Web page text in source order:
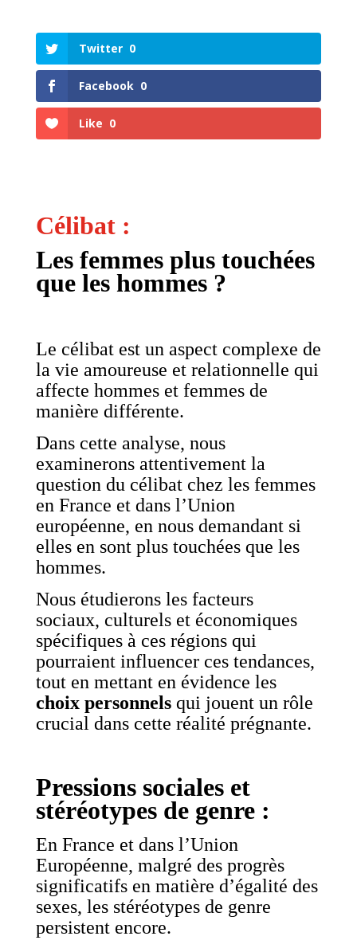
Twitter 0
Facebook 0
Like 0
Célibat :
Les femmes plus touchées
que les hommes ?
Le célibat est un aspect complexe de
la vie amoureuse et relationnelle qui
affecte hommes et femmes de
manière différente.
Dans cette analyse, nous
examinerons attentivement la
question du célibat chez les femmes
en France et dans l’Union
européenne, en nous demandant si
elles en sont plus touchées que les
hommes.
Nous étudierons les facteurs
sociaux, culturels et économiques
spécifiques à ces régions qui
pourraient influencer ces tendances,
tout en mettant en évidence les
choix personnelsqui jouent un rôle
crucial dans cette réalité prégnante.
Pressions sociales et
stéréotypes de genre :
En France et dans l’Union
Européenne, malgré des progrès
significatifs en matière d’égalité des
sexes, les stéréotypes de genre
persistent encore.